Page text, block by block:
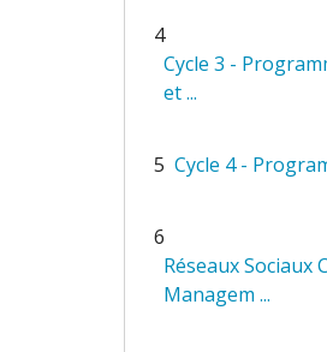
4
Cycle 3 -
et ...
5 Cycle 4 -
6
Réseaux Sociaux
Managem ...